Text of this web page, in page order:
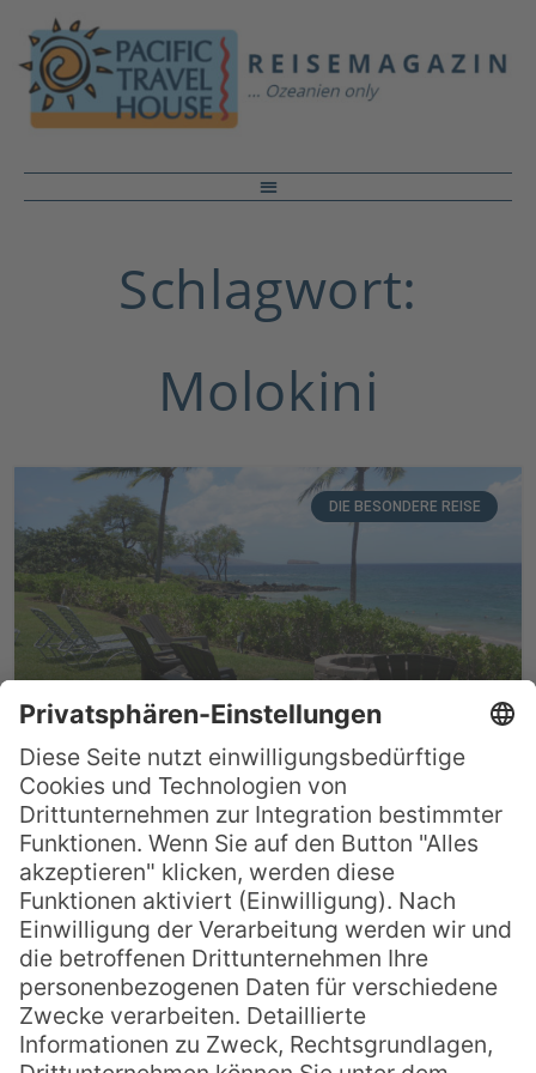
Schlagwort:
Molokini
DIE BESONDERE REISE
Reisebericht: Hawaii und Fiji
2014 – Teil 4
Am zehnten Tag der großen Hawaii & Fiji
Reise 2014 geht es für die Familie Poppen
auf einen Ausflug zur hawaiiainischen
Insel Molokini. Wie es war, lesen sie hier
im vierten Teil des Reiseberichts. Teil ein